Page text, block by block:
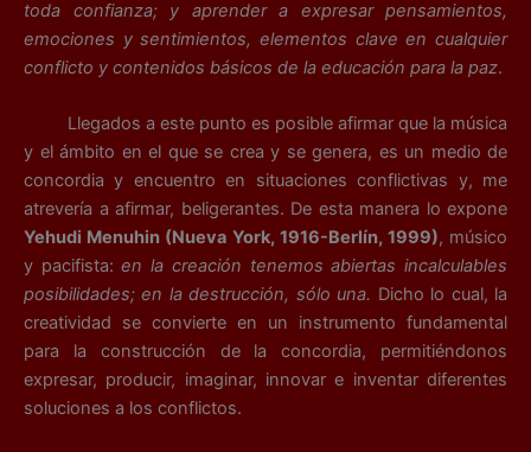
toda confianza; y aprender a expresar pensamientos,
emociones y sentimientos, elementos clave en cualquier
conflicto y contenidos básicos de la educación para la paz.
Llegados a este punto es posible afirmar que la música
y el ámbito en el que se crea y se genera, es un medio de
concordia y encuentro en situaciones conflictivas y, me
atrevería a afirmar, beligerantes. De esta manera lo expone
Yehudi Menuhin (Nueva York, 1916-Berlín, 1999), músico
y pacifista:en la creación tenemos abiertas incalculables
posibilidades; en la destrucción, sólo una. Dicho lo cual, la
creatividad se convierte en un instrumento fundamental
para la construcción de la concordia, permitiéndonos
expresar, producir, imaginar, innovar e inventar diferentes
soluciones a los conflictos.